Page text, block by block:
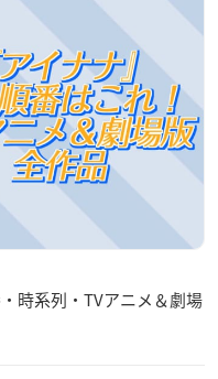
時系列・TVアニメ＆劇場